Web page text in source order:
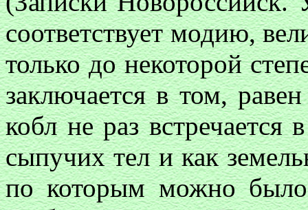
соответствует модию,
только до некоторой
заключается в том,
кобл не раз встречается
сыпучих тел и как
по которым можно